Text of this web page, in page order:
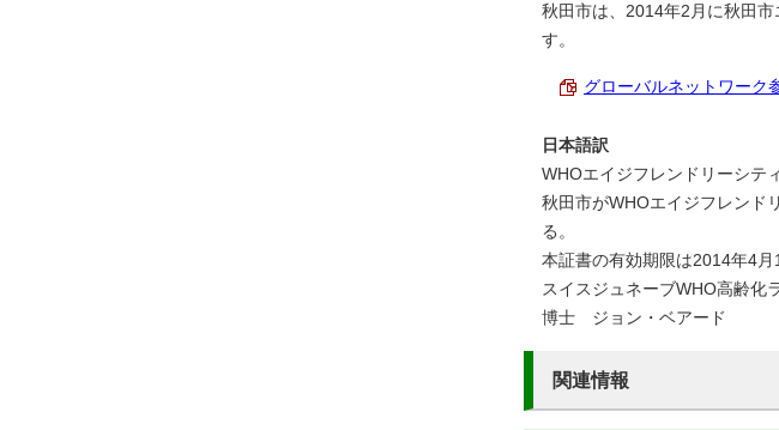
秋田市は、2014年2月に秋田
す。
グローバルネットワーク
日本語訳
WHOエイジフレンドリーシテ
秋田市がWHOエイジフレンド
る。
本証書の有効期限は2014年4月
スイスジュネーブWHO高齢化
博士 ジョン・ベアード
関連情報